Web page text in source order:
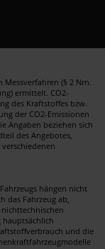
(§ 2 Nrn.
ermittelt. CO2-
des Kraftstoffes bzw.
der CO2-Emissionen
Angaben beziehen sich
des Angebotes,
hängen nicht
das Fahrzeug ab,
hauptsächlich
und die